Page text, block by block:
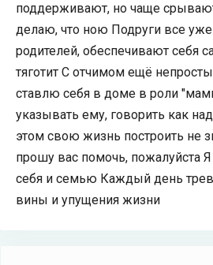
поддерживают, но чаще
делаю, что ною Подруги все
родителей, обеспечивают себя
тяготит С отчимом ещё
ставлю себя в доме в роли
указывать ему, говорить как
этом свою жизнь построить не
прошу вас помочь, пожалуйста Я
себя и семью Каждый день
вины и упущения жизни